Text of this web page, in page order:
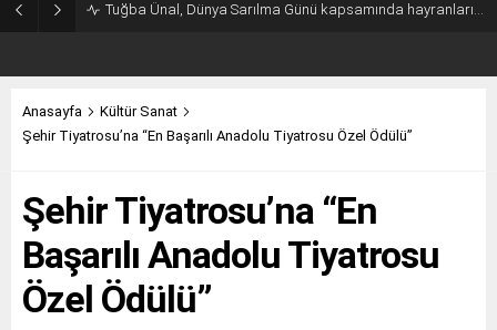
Tuğba Ünal, Dünya Sarılma Günü kapsamında hayranlarıyla buluştu
Anasayfa
Kültür Sanat
Şehir Tiyatrosu’na “En Başarılı Anadolu Tiyatrosu Özel Ödülü”
Şehir Tiyatrosu’na “En
Başarılı Anadolu Tiyatrosu
Özel Ödülü”